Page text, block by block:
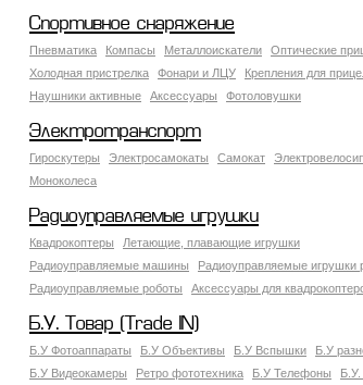
Спортивное снаряжение
Пневматика Компасы Металлоискатели
Оптические
Холодная пристрелка
Фонари и ЛЦУ
Крепления для
Наушники активные
Аксессуары Фотоловушки
Электротранспорт
Гироскутеры Электросамокаты Самокат
Моноколеса
Радиоуправляемые игрушки
Квадрокоптеры
Летающие, плавающие игрушки
Радиоуправляемые машины
Радиоуправляемые игрушки
Радиоуправляемые роботы
Аксессуары для
Б.У. Товар (Trade IN)
Б.У Фотоаппараты Б.У Объективы Б.У Вспышки
Б.У
Б.У Видеокамеры
Ретро фототехника Б.У Телефоны